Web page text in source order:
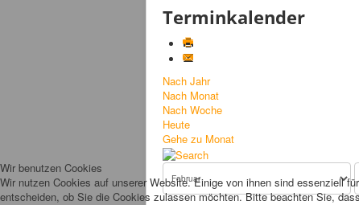
Terminkalender
Nach Jahr
Nach Monat
Nach Woche
Heute
Gehe zu Monat
Wir benutzen Cookies
Wir nutzen Cookies auf unserer Website. Einige von ihnen sind essenziell
entscheiden, ob Sie die Cookies zulassen möchten. Bitte beachten Sie,